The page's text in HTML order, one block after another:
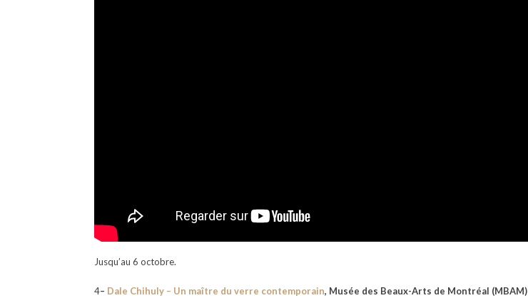
Jusqu’au 6 octobre.
4– Dale Chihuly – Un maître du verre contemporain, Musée des Beaux-Arts de Montréal (MBAM)